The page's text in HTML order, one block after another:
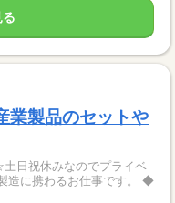
製品のセットや